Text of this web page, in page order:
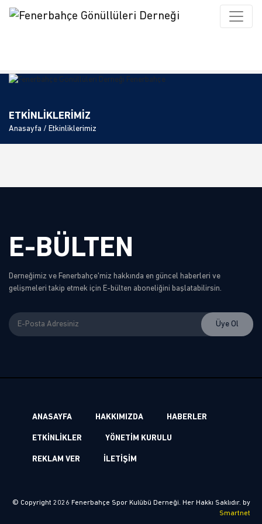
ETKİNLİKLERİMİZ
Anasayfa / Etkinliklerimiz
E-BÜLTEN
Derneğimiz ve Fenerbahçe'miz hakkında en güncel haberleri ve
gelişmeleri takip etmek için E-bülten aboneliğini başlatabilirsin.
ANASAYFA HAKKIMIZDA HABERLER
ETKİNLİKLER YÖNETİM KURULU
REKLAM VER İLETİŞİM
© Copyright 2026 Fenerbahçe Spor Kulübü Derneği. Her Hakkı Saklıdır. by
Smartnet